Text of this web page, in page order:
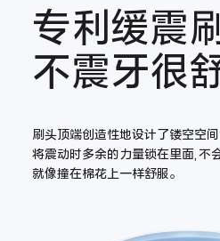
专利缓震
不震牙很
刷头顶端创造性地设计了镂空空间
将震动时多余的力量锁在里面,不
就像撞在棉花上一样舒服。